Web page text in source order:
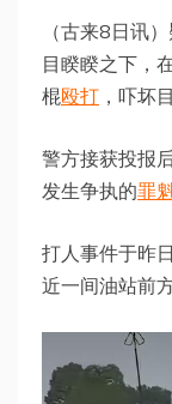
（古来8日讯
目睽睽之下，
棍殴打 ，吓坏
警方接获投报
发生争执的罪
打人事件于昨
近一间油站前